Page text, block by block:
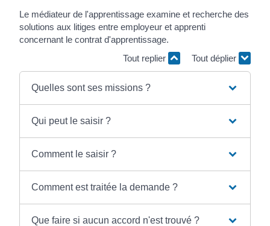
Le médiateur de l'apprentissage examine et recherche des
solutions aux litiges entre employeur et apprenti
concernant le contrat d'apprentissage.
Tout replier
Tout déplier
Quelles sont ses missions ?
Qui peut le saisir ?
Comment le saisir ?
Comment est traitée la demande ?
Que faire si aucun accord n'est trouvé ?